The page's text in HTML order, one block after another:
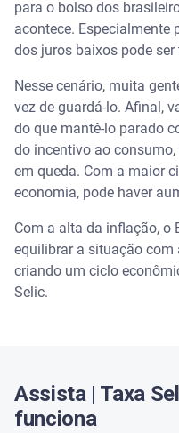
para o bolso dos
acontece.
dos juros baixos pode
Nesse cenário, muita
vez de guardá-lo. Afinal,
do que mantê-lo parado
do incentivo ao
em queda. Com a maior
economia, pode haver
Com a alta da inflação, o
equilibrar a situação com
criando um ciclo
Selic.
Assista | Taxa
funciona